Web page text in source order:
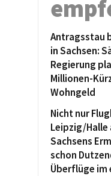
Antragsstau
in Sachsen:
Regierung
Millionen-
Wohngeld
Nicht nur
Leipzig/Halle
Sachsens
schon
Überflüge im